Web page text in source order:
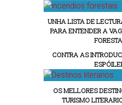
UNHA LISTA DE
PARA ENTENDER A
CONTRA AS
OS MELLORES
TURISMO